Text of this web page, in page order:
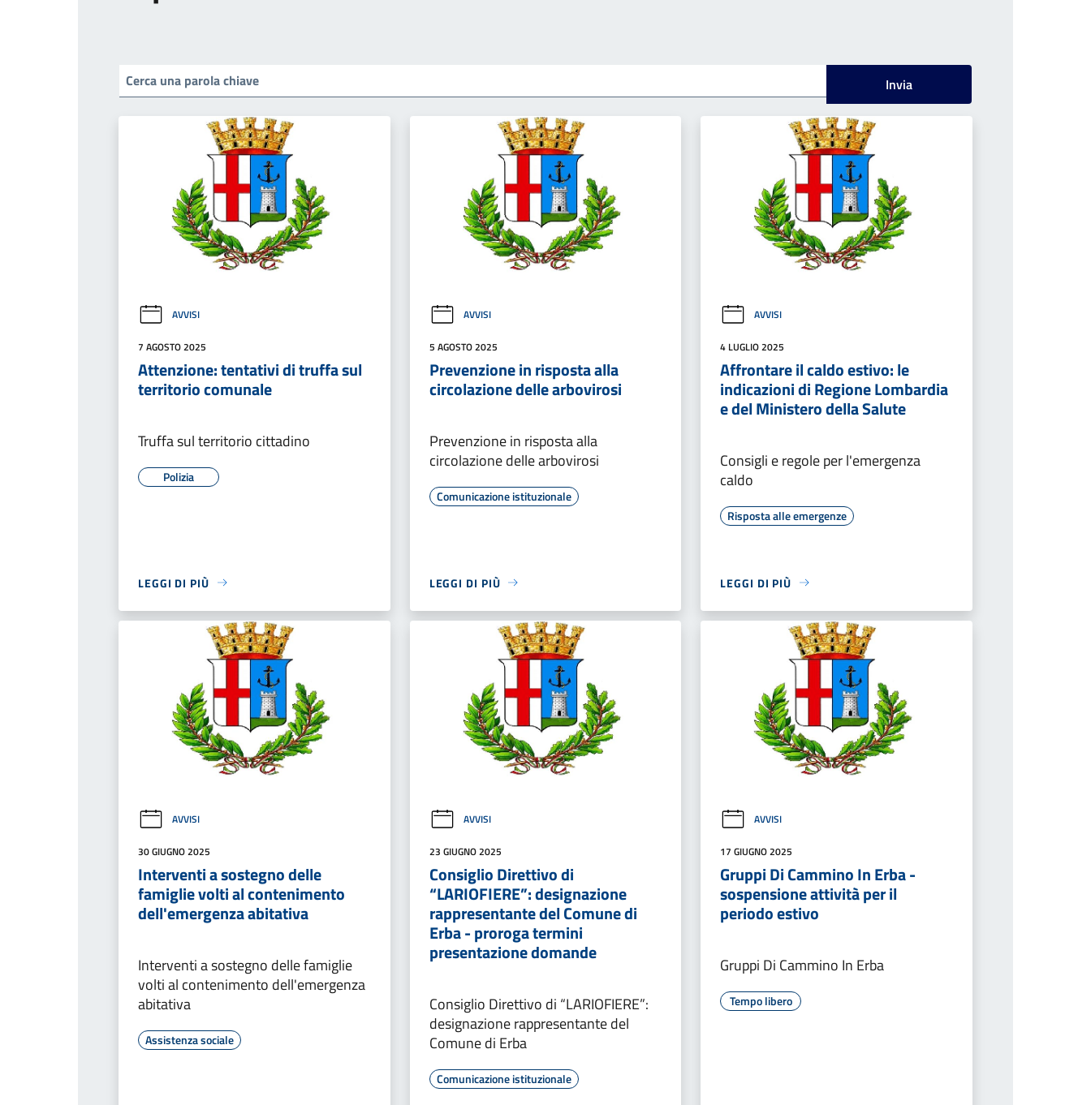
Invia
AVVISI
7 AGOSTO 2025
Attenzione: tentativi di truffa sul
territorio comunale
Truffa sul territorio cittadino
Polizia
LEGGI DI PIÙ
AVVISI
5 AGOSTO 2025
Prevenzione in risposta alla
circolazione delle arbovirosi
Prevenzione in risposta alla
circolazione delle arbovirosi
Comunicazione istituzionale
LEGGI DI PIÙ
AVVISI
4 LUGLIO 2025
Affrontare il caldo estivo: le
indicazioni di Regione Lombardia
e del Ministero della Salute
Consigli e regole per l'emergenza
caldo
Risposta alle emergenze
LEGGI DI PIÙ
AVVISI
30 GIUGNO 2025
Interventi a sostegno delle
famiglie volti al contenimento
dell'emergenza abitativa
Interventi a sostegno delle famiglie
volti al contenimento dell'emergenza
abitativa
Assistenza sociale
AVVISI
23 GIUGNO 2025
Consiglio Direttivo di
“LARIOFIERE”: designazione
rappresentante del Comune di
Erba - proroga termini
presentazione domande
Consiglio Direttivo di “LARIOFIERE”:
designazione rappresentante del
Comune di Erba
Comunicazione istituzionale
AVVISI
17 GIUGNO 2025
Gruppi Di Cammino In Erba -
sospensione attività per il
periodo estivo
Gruppi Di Cammino In Erba
Tempo libero